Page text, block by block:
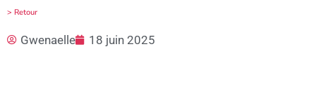
> Retour
Gwenaelle 18 juin 2025